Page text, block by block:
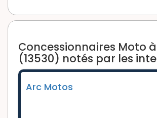
Concessionnaires Moto
(13530) notés par les
Arc Motos